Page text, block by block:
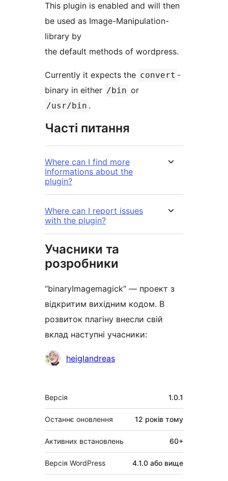
This plugin is enabled and will then
be used as Image-Manipulation-
library by
the default methods of wordpress.
Currently it expects the convert -
binary in either /bin or
/usr/bin .
Часті питання
Where can I find more
Informations about the
plugin?
Where can I report issues
with the plugin?
Учасники та
розробники
“binaryImagemagick” — проект з
відкритим вихідним кодом. В
розвиток плагіну внесли свій
вклад наступні учасники:
Учасникиheiglandreas
Мета
Версія 1.0.1
Останнє оновлення 12 років тому
Активних встановлень 60+
Версія WordPress 4.1.0 або вище